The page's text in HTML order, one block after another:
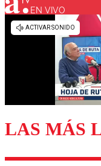
Los
EN VIVO
LAS MÁS